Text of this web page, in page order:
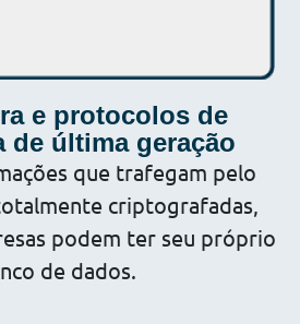
e protocolos de
de última geração
que trafegam pelo
criptografadas,
podem ter seu próprio
de dados.